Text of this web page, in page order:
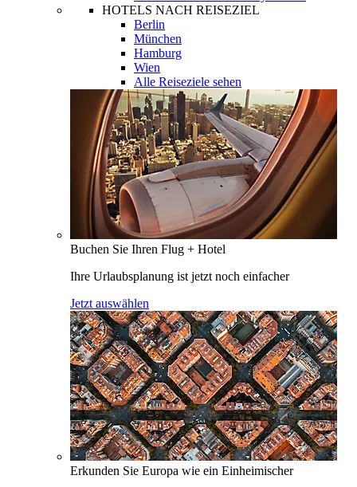
HOTELS NACH REISEZIEL
Berlin
München
Hamburg
Wien
Alle Reiseziele sehen
Buchen Sie Ihren Flug + Hotel
Ihre Urlaubsplanung ist jetzt noch einfacher
Jetzt auswählen
Erkunden Sie Europa wie ein Einheimischer